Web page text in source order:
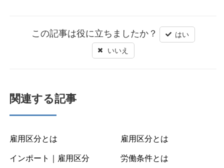
この記事は役に立ちましたか？
はい
いいえ
関連する記事
雇用区分とは
雇用区分とは
インポート｜雇用区分
労働条件とは